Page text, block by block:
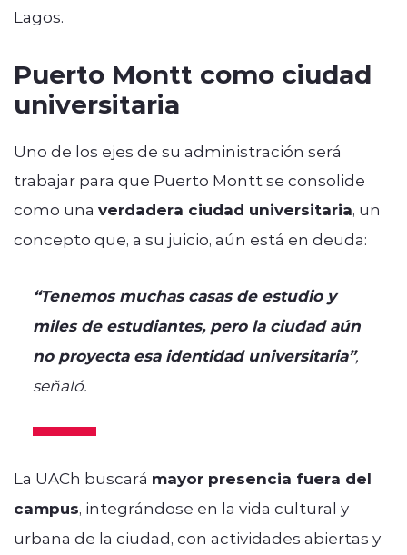
Lagos.
Puerto Montt como ciudad
universitaria
Uno de los ejes de su administración será
trabajar para que Puerto Montt se consolide
como una verdadera ciudad universitaria, un
concepto que, a su juicio, aún está en deuda:
“Tenemos muchas casas de estudio y
miles de estudiantes, pero la ciudad aún
no proyecta esa identidad universitaria”,
señaló.
La UACh buscará mayor presencia fuera del
campus, integrándose en la vida cultural y
urbana de la ciudad, con actividades abiertas y